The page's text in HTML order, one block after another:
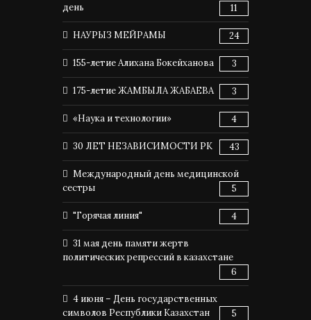
день
11
НАУРЫЗ МЕЙРАМЫ 24
155-летие Алихана Бокейханова 3
175-летие ЖАМБЫЛА ЖАБАЕВА 3
«Наука и технологии» 4
30 ЛЕТ НЕЗАВИСИМОСТИ РК 43
Международный день медицинской
сестры
5
"Горячая линия" 4
31 мая день памяти жертв
политических репрессий в казахстане
6
4 июня – День государственных
символов Республики Казахстан
5